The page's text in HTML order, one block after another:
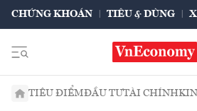
CHỨNG KHOÁN TIÊU & DÙNG
TIÊU ĐIỂMĐẦU TƯTÀI CHÍNH